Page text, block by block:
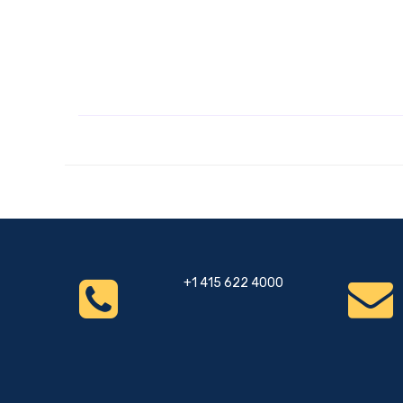
+1 415 622 4000